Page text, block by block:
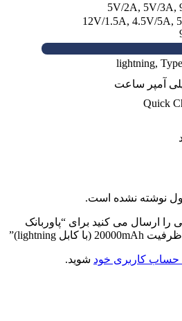
5V/2A, 5V/3A,
12V/1.5A,4.5V/5A,
lightning,
Quick
نوشته نشده است.
را ارسال می کنید برای “پاوربانک
حساب کاربری خود شوید.